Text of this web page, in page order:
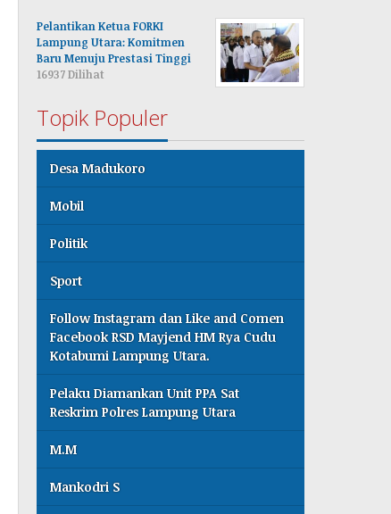
Pelantikan Ketua FORKI
Lampung Utara: Komitmen
Baru Menuju Prestasi Tinggi
16937 Dilihat
Topik Populer
Desa Madukoro
Mobil
Politik
Sport
Follow Instagram dan Like and Comen
Facebook RSD Mayjend HM Rya Cudu
Kotabumi Lampung Utara.
Pelaku Diamankan Unit PPA Sat
Reskrim Polres Lampung Utara
M.M
Mankodri S